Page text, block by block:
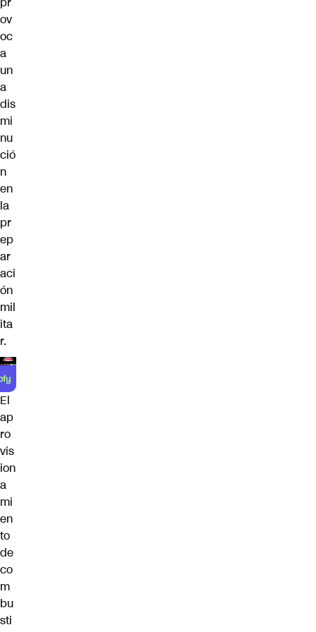
ov
oc
a
un
a
dis
mi
nu
ció
n
en
la
pr
ep
ar
aci
ón
mil
ita
r.
El
ap
ro
vis
ion
a
mi
en
to
de
co
m
bu
sti